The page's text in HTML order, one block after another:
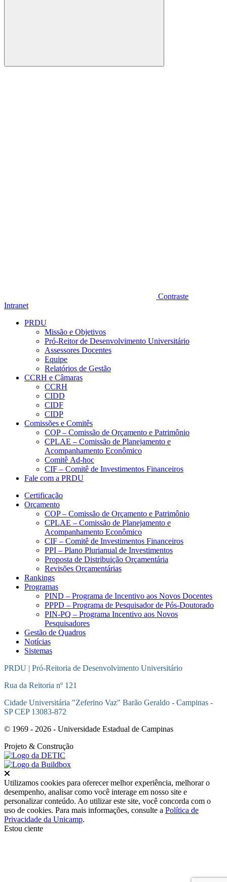
Buscar
Contraste
Intranet
PRDU
Missão e Objetivos
Pró-Reitor de Desenvolvimento Universitário
Assessores Docentes
Equipe
Relatórios de Gestão
CCRH e Câmaras
CCRH
CIDD
CIDF
CIDP
Comissões e Comitês
COP – Comissão de Orçamento e Patrimônio
CPLAE – Comissão de Planejamento e
Acompanhamento Econômico
Comitê Ad-hoc
CIF – Comitê de Investimentos Financeiros
Fale com a PRDU
Certificação
Orçamento
COP – Comissão de Orçamento e Patrimônio
CPLAE – Comissão de Planejamento e
Acompanhamento Econômico
CIF – Comitê de Investimentos Financeiros
PPI – Plano Plurianual de Investimentos
Proposta de Distribuição Orçamentária
Revisões Orçamentárias
Rankings
Programas
PIND – Programa de Incentivo aos Novos Docentes
PPPD – Programa de Pesquisador de Pós-Doutorado
PIN-PQ – Programa Incentivo aos Novos
Pesquisadores
Gestão de Quadros
Notícias
Sistemas
PRDU | Pró-Reitoria de Desenvolvimento Universitário
Rua da Reitoria nº 121
Cidade Universitária "Zeferino Vaz" Barão Geraldo - Campinas -
SP CEP 13083-872
© 1969 - 2026 - Universidade Estadual de Campinas
Projeto & Construção
Utilizamos cookies para oferecer melhor experiência, melhorar o
desempenho, analisar como você interage em nosso site e
personalizar conteúdo. Ao utilizar este site, você concorda com o
uso de cookies. Para mais informações, consulte a Política de
Privacidade da Unicamp.
Estou ciente